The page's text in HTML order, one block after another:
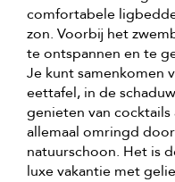
comfortabele
zon. Voorbij het
te ontspannen en te
Je kunt samenkomen
eettafel, in de
genieten van
allemaal omringd
natuurschoon. Het is
luxe vakantie met